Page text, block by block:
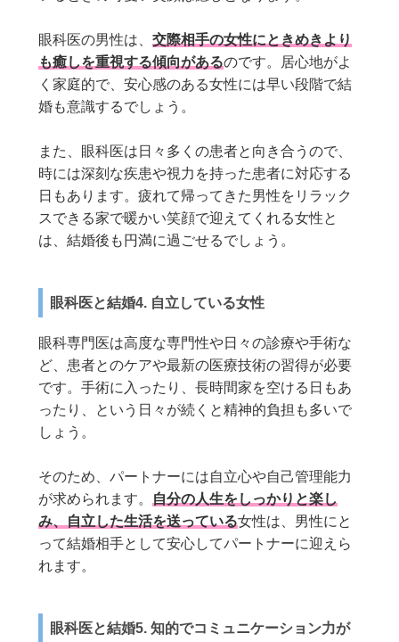
眼科医の男性は、交際相手の女性にときめきより
も癒しを重視する傾向があるのです。居心地がよ
く家庭的で、安心感のある女性には早い段階で結
婚も意識するでしょう。
また、眼科医は日々多くの患者と向き合うので、
時には深刻な疾患や視力を持った患者に対応する
日もあります。疲れて帰ってきた男性をリラック
スできる家で暖かい笑顔で迎えてくれる女性と
は、結婚後も円満に過ごせるでしょう。
眼科医と結婚4. 自立している女性
眼科専門医は高度な専門性や日々の診療や手術な
ど、患者とのケアや最新の医療技術の習得が必要
です。手術に入ったり、長時間家を空ける日もあ
ったり、という日々が続くと精神的負担も多いで
しょう。
そのため、パートナーには自立心や自己管理能力
が求められます。
自分の人生をしっかりと楽し
み、自立した生活を送っている女性は、男性にと
って結婚相手として安心してパートナーに迎えら
れます。
眼科医と結婚5.知的でコミュニケーション力が